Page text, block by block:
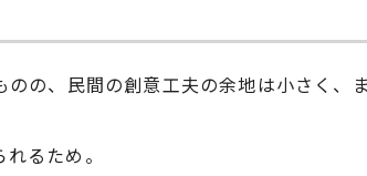
の、民間の創意工夫の余地は小さく、
るため。